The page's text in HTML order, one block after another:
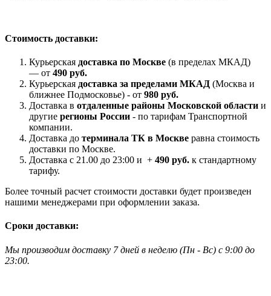
Стоимость доставки:
Курьерская доставка по Москве (в пределах МКАД)
— от 490 руб.
Курьерская доставка за пределами МКАД (Москва и
ближнее Подмосковье) - от 980 руб.
Доставка в отдаленные районы Московской области и
другие регионы России - по тарифам Транспортной
компании.
Доставка до терминала ТК в Москве равна стоимость
доставки по Москве.
Доставка с 21.00 до 23:00 и + 490 руб. к стандартному
тарифу.
Более точный расчет стоимости доставки будет произведен
нашими менеджерами при оформлении заказа.
Сроки доставки:
Мы производим доставку 7 дней в неделю (Пн - Вс) с 9:00 до
23:00.